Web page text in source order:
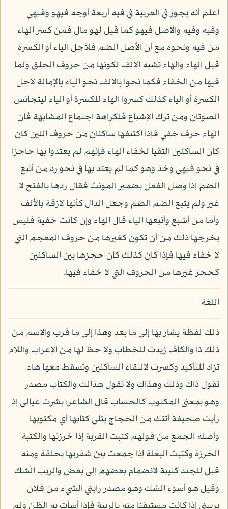
اعلم أنه يجوز في العربية في فيه أربعة أوجه فيهو وفيهي
وفيه وفيه والأصل فيهو كما قيل لهو مال فمن كسر الهاء
من فيه ونحوه مع أن الأصل الضم فلأجل الياء أو الكسرة
قبل الهاء والهاء تشبه الألف لكونها من حروف الحلق ولما
فيها من الخفاء فكما نحوا بالألف نحو الياء بالإمالة لأجل
الكسرة أو الياء كذلك كسروا الهاء للكسرة أو الياء ليتجانس
الصوتان ومن ترك الإشباع فلكراهة اجتماع المشابهة فإن
الهاء حرف خفي فإذا اكتنفها ساكنان من حروف اللين كان
كان الساكنين التقيا لخفاء الهاء فإنهم لم يعتدوا بها حاجزا
في نحو فيهي وخذ وهو كما لم يعتد بها في نحو رد من أتبع
الضم إذا وصل الفعل بضمير المؤنث فقال ردها بالفتح لا
غير ولم يتبع الضم الضم وجعل الدال كأنها لازقة بالألف
وأما من أشبع وأتبعها الياء قال الهاء وإن كانت خفية فليس
يخرجها ذلك من أن تكون كغيرها من حروف المعجم التي
لا خفاء فيها فإذا كان كذلك كان حجزها بين الساكنين
كحجز غيرها من الحروف التي لا خفاء فيها.
اللغة
ذلك لفظة يشار بها إلى ما بعد وهذا إلى ما قرب والاسم من
ذلك ذا والكاف زيدت للخطاب ولا حظ لها من الإعراب واللام
تزاد للتأكيد وكسرت لالتقاء الساكنين وتسقط معها هاء
تقول ذاك وذلك وهذاك ولا تقول هذالك والكتاب مصدر
وهو بمعنى المكتوب كالحساب قال الشاعر: بشرت عيالي إذ
رأيت صحيفة أتتك من الحجاج يتلى كتابها أي مكتوبها
وأصله الجمع من قولهم كتبت القربة إذا خرزتها والكتبة
الخرزة وكتبت البغلة إذا جمعت بين شفريها بحلقة ومنه
قيل للجند كتيبة لانضمام بعضهم إلى بعض والريب الشك
وقيل هو أسوء الشك وهو مصدر رابني الشيء من فلان
يريبني إذا كانت مستيقنا منه بالريبة فإذا أسأت به الظن ولم